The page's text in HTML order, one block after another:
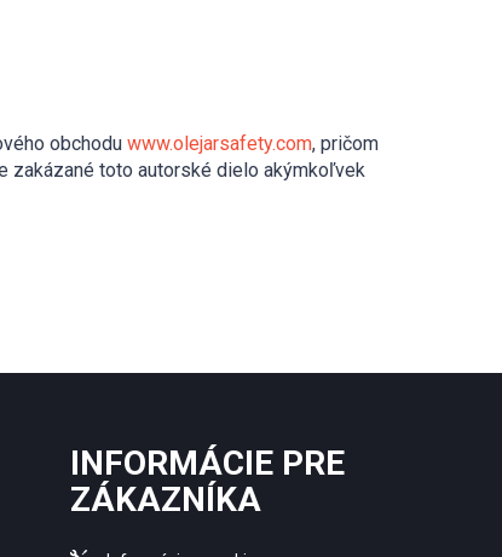
obchodu www.olejarsafety.com, pričom
zakázané toto autorské dielo akýmkoľvek
INFORMÁCIE PRE
ZÁKAZNÍKA